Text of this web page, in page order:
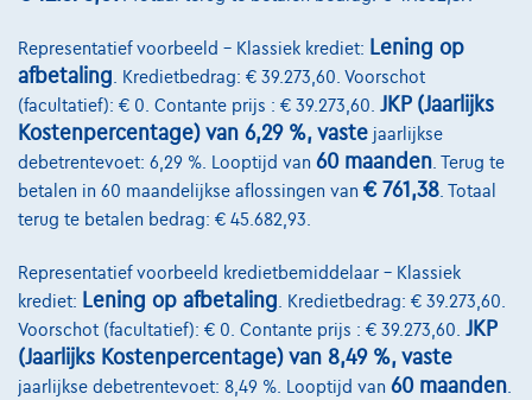
Land Rover Range Rover Sport
[PHEV] SE Dynamic P460e
Hybride
€124.500 1 ✓ BTW aftrekbaar
Vanaf€2.534,94/maand
Ontdek het volledige cijfervoorbeeld
1300 Wavre,JLR Wavre
Vergelijk
Bekijk wagen
Representatief voorbeeld – Klassiek krediet: Lening op
afbetaling . Kredietbedrag: € 39.273,60. Voorschot
(facultatief): € 0. Contante prijs : € 39.273,60. JKP (Jaarlijks
Kostenpercentage) van 6,29 %, vaste jaarlijkse
debetrentevoet: 6,29 %. Looptijd van 60 maanden . Terug te
betalen in 60 maandelijkse aflossingen van € 761,38 . Totaal
terug te betalen bedrag: € 45.682,93.
Representatief voorbeeld kredietbemiddelaar – Klassiek
krediet: Lening op afbetaling . Kredietbedrag: € 39.273,60.
Voorschot (facultatief): € 0. Contante prijs : € 39.273,60. JKP
(Jaarlijks Kostenpercentage) van 8,49 %, vaste
jaarlijkse debetrentevoet: 8,49 %. Looptijd van 60 maanden